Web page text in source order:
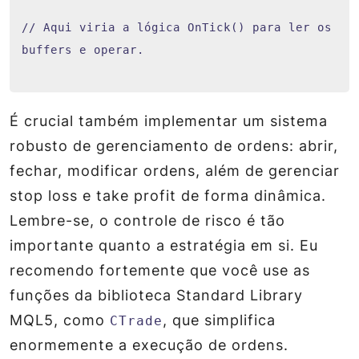
// Aqui viria a lógica OnTick() para ler os
buffers e operar.
É crucial também implementar um sistema
robusto de gerenciamento de ordens: abrir,
fechar, modificar ordens, além de gerenciar
stop loss e take profit de forma dinâmica.
Lembre-se, o controle de risco é tão
importante quanto a estratégia em si. Eu
recomendo fortemente que você use as
funções da biblioteca Standard Library
MQL5, como CTrade , que simplifica
enormemente a execução de ordens.